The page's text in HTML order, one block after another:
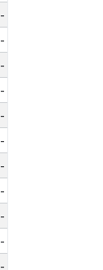
-
-
-
-
-
-
-
-
-
-
-